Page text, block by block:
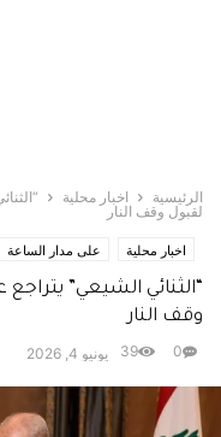
الرئيسية اخبار محلية
لقبول وقف النار
اخبار محلية على مدار الساعة
“الثنائي الشيعي”
وقف النار
يونيو 4, 2026 0
39